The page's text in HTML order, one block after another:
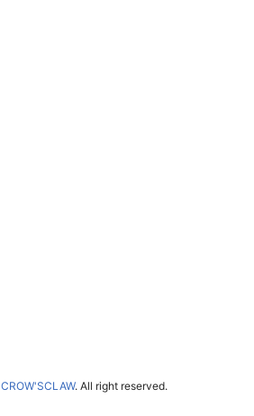
CROW'SCLAW. All right reserved.